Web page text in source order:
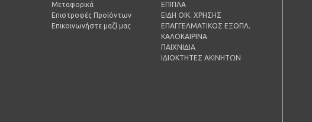
Μεταφορικά
Επιστροφές Προϊόντων
Επικοινωνήστε μαζί μας
ΕΠΙΠΛΑ
ΕΙΔΗ ΟΙΚ. ΧΡΗΣΗΣ
ΕΠΑΓΓΕΛΜΑΤΙΚΟΣ ΕΞΟΠΛ.
ΚΑΛΟΚΑΙΡΙΝΑ
ΠΑΙΧΝΙΔΙΑ
ΙΔΙΟΚΤΗΤΕΣ ΑΚΙΝΗΤΩΝ